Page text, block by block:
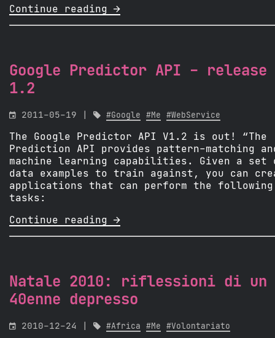
Continue reading 
Google Predictor API - release
1.2
 2011-05-19 |  #Google #Me #WebService
The Google Predictor API V1.2 is out! “The
Prediction API provides pattern-matching
machine learning capabilities. Given a set
data examples to train against, you can
applications that can perform the following
tasks:
Continue reading 
Natale 2010: riflessioni di un
40enne depresso
 2010-12-24 |  #Africa #Me #Volontariato